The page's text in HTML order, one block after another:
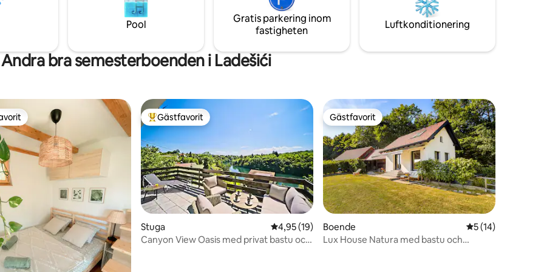
på Odrafloden, ridning,
cykling, grill, öppen spis.
omgivningen. Upplev blandningen av lyx
och natur i denna fridfulla tillflyktsort.
Pool
Gratis parkering inom
fastigheten
Luftkonditionering
Andra bra semesterboenden i Ladešići
betyg, 31 omdömen
Populär gästfavorit
Gästfavorit
Stuga 4,95 av 5 i genomsnittligt betyg, 19 omdömen
4,95 (19)
Canyon View Oasis med privat bastu och
Gästfavorit
Gästfavorit
Boende 5 av 5 i
5 (14)
Lux House Natura med bastu och